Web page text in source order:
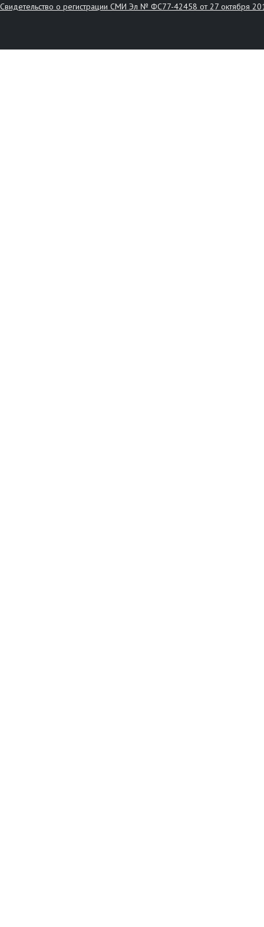
Свидетельство о регистрации СМИ Эл № ФС77-42458 от 27 октября